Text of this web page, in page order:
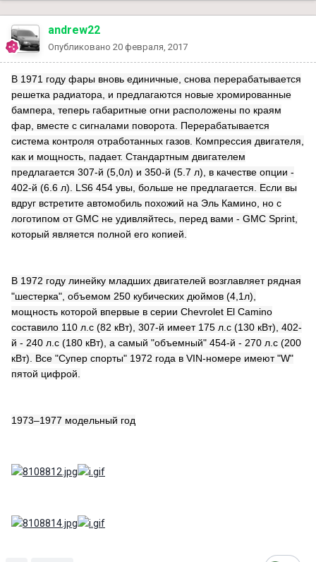
andrew22
Опубликовано 20 февраля, 2017
В 1971 году фары вновь единичные, снова перерабатывается
решетка радиатора, и предлагаются новые хромированные
бампера, теперь габаритные огни расположены по краям
фар, вместе с сигналами поворота. Перерабатывается
система контроля отработанных газов. Компрессия двигателя,
как и мощность, падает. Стандартным двигателем
предлагается 307-й (5,0л) и 350-й (5.7 л), в качестве опции -
402-й (6.6 л). LS6 454 увы, больше не предлагается. Если вы
вдруг встретите автомобиль похожий на Эль Камино, но с
логотипом от GMC не удивляйтесь, перед вами - GMC Sprint,
который является полной его копией.
В 1972 году линейку младших двигателей возглавляет рядная
"шестерка", объемом 250 кубических дюймов (4,1л),
мощность которой впервые в серии Chevrolet El Camino
составило 110 л.с (82 кВт), 307-й имеет 175 л.с (130 кВт), 402-
й - 240 л.с (180 кВт), а самый "объемный" 454-й - 270 л.с (200
кВт). Все "Супер спорты" 1972 года в VIN-номере имеют "W"
пятой цифрой.
1973–1977 модельный год